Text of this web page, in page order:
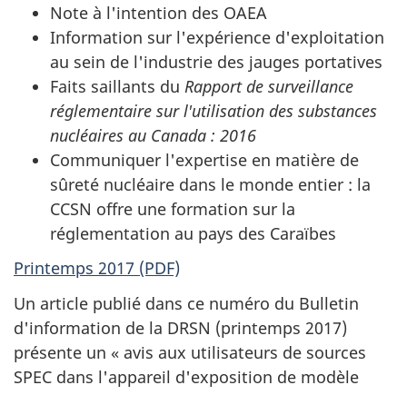
Note à l'intention des OAEA
Information sur l'expérience d'exploitation
au sein de l'industrie des jauges portatives
Faits saillants du Rapport de surveillance
réglementaire sur l'utilisation des substances
nucléaires au Canada : 2016
Communiquer l'expertise en matière de
sûreté nucléaire dans le monde entier : la
CCSN offre une formation sur la
réglementation au pays des Caraïbes
Printemps 2017 (PDF)
Un article publié dans ce numéro du Bulletin
d'information de la DRSN (printemps 2017)
présente un « avis aux utilisateurs de sources
SPEC dans l'appareil d'exposition de modèle